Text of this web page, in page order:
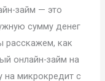
займ — это
сумму денег
расскажем, как
онлайн-займ на
на микрокредит с